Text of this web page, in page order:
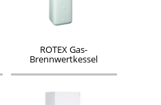
ROTEX Gas-
Brennwertkessel